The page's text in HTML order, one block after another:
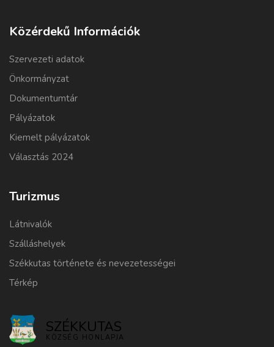
Közérdekű Információk
Szervezeti adatok
Önkormányzat
Dokumentumtár
Pályázatok
Kiemelt pályázatok
Választás 2024
Turizmus
Látnivalók
Szálláshelyek
Székkutas története és nevezetességei
Térkép
SZÉKKUTAS
KÖZSÉG HONLAPJA